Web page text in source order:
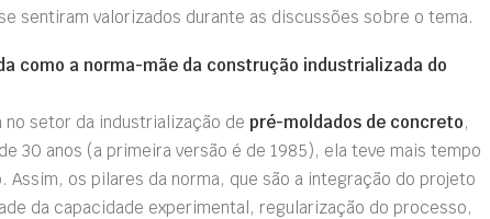
sentiram valorizados durante as discussões sobre o tema.
como a norma-mãe da construção industrializada do
setor da industrialização de pré-moldados de concreto,
30 anos (a primeira versão é de 1985), ela teve mais tempo
os pilares da norma, que são a integração do projeto
da capacidade experimental, regularização do processo,